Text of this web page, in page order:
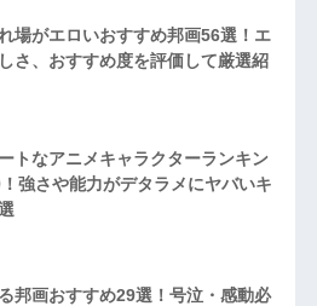
場がエロいおすすめ邦画56選！エ
さ、おすすめ度を評価して厳選紹
トなアニメキャラクターランキン
強さや能力がデタラメにヤバいキ
邦画おすすめ29選！号泣・感動必